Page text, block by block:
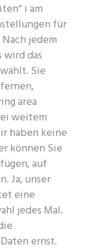
i am
für
jedem
wird das
Sie
area
weitem
haben keine
können Sie
auf
Ja, unser
eine
jedes Mal.
ernst.